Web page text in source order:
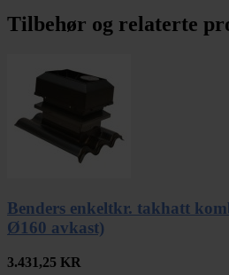
Tilbehør og relaterte
Benders enkeltkr. takhatt
Ø160 avkast)
3.431,25 KR